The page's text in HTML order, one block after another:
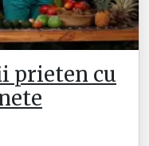
prieten cu